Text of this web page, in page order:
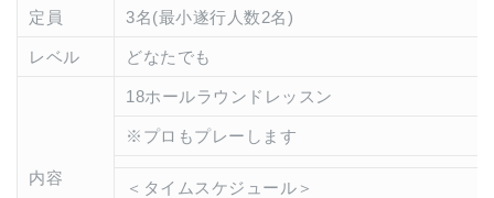
定員 3名(最小遂行人数2名)
レベル どなたでも
内容
18ホールラウンドレッスン
※プロもプレーします
＜タイムスケジュール＞